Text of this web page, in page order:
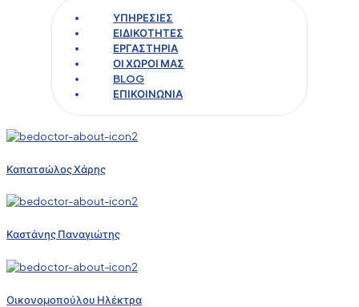
ΥΠΗΡΕΣΙΕΣ
ΕΙΔΙΚΟΤΗΤΕΣ
ΕΡΓΑΣΤΗΡΙΑ
ΟΙ ΧΩΡΟΙ ΜΑΣ
BLOG
ΕΠΙΚΟΙΝΩΝΙΑ
Καπατσώλος Χάρης
Καστάνης Παναγιώτης
Οικονομοπούλου Ηλέκτρα